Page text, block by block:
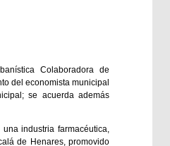
Colaboradora de
del economista municipal
se acuerda además
industria farmacéutica,
de Henares, promovido